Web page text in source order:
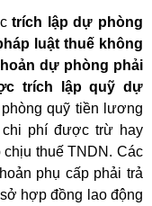
trích lập dự phòng
luật thuế không
dự phòng phải
trích lập quỹ dự
quỹ tiền lương
phí được trừ hay
thuế TNDN. Các
phụ cấp phải trả
hợp đồng lao động